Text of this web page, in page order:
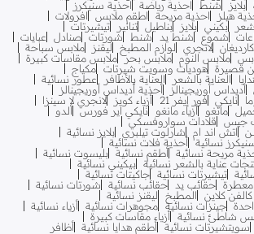
بلايز شنط احذية رياضة
احذية سنيكرز
هيلز احذية مريحة اطقم ملابس
افرولات
بكيني بلايز بناطيل تنانير
تيشيرتات
شموع شنط يد شنط شورتات صنادل
عبايات
لانجري لوازم المطبخ ليقنز
ملابس سباحة
ملابس النوم ملابس بحر ملابس مقاسات كبيرة
قصيرة هوديات وسويت شيرتات مكياج
العناية بالشعر العناية بالأظافر
عطور نسائية
أديداس أوريجينالز
أحذية أديداس أوريجينالز
نايكي فور إيفر 21 أزياء كويز
لانجري لا سينزا
مانغو أزياء مانغو نايكي اير فورس ألدو
جيس
قلادات سواروفسكي
اتش اند ام شارلوت تيلبري بلايز نسائية
نسائية أحذية فلات نسائية
مريحة نسائية أطقم نسائية بليسوت نسائية
عناية بالشعر نسائية بيكيني نسائية
تيشيرتات نسائية جاكيتات نسائية
حقائب يد حقائب نسائية
شورتات نسائية
كلاين المطبخ
ليقنز نسائية
جينزات نسائية مجوهرات نسائية أزياء نسائية
شاطئ نسائية أزياء مقاسات كبيرة
سويتشيرتات نسائية أطقم هدايا نسائية أظافر